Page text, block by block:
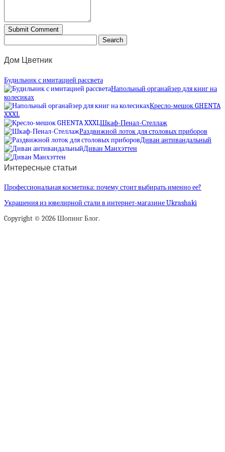
Дом Цветник
Будильник с имитацией рассвета
Напольный органайзер для книг на
колесиках
Кресло-мешок GHENTA
XXXL
Шкаф-Пенал-Стеллаж
Раздвижной лоток для столовых приборов
Диван антивандальный
Диван Манхэттен
Интересные статьи
Профессиональная косметика: почему стоит выбирать именно ее?
Украшения из ювелирной стали в интернет-магазине Ukrashaki
Copyright © 2026 Шопинг Блог.